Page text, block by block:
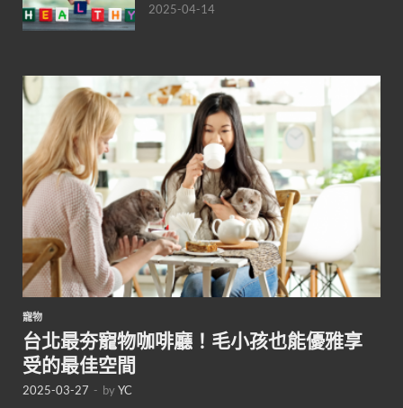
2025-04-14
寵物
台北最夯寵物咖啡廳！毛小孩也能優雅享
受的最佳空間
2025-03-27 - byYC